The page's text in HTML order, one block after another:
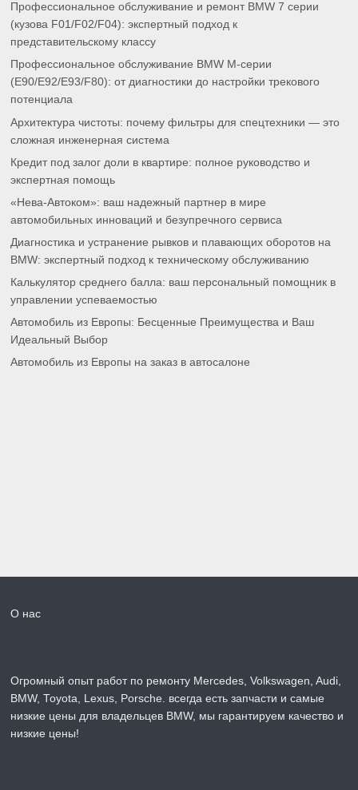
Профессиональное обслуживание и ремонт BMW 7 серии
(кузова F01/F02/F04): экспертный подход к
представительскому классу
Профессиональное обслуживание BMW M-серии
(E90/E92/E93/F80): от диагностики до настройки трекового
потенциала
Архитектура чистоты: почему фильтры для спецтехники — это
сложная инженерная система
Кредит под залог доли в квартире: полное руководство и
экспертная помощь
«Нева-Автоком»: ваш надежный партнер в мире
автомобильных инноваций и безупречного сервиса
Диагностика и устранение рывков и плавающих оборотов на
BMW: экспертный подход к техническому обслуживанию
Калькулятор среднего балла: ваш персональный помощник в
управлении успеваемостью
Автомобиль из Европы: Бесценные Преимущества и Ваш
Идеальный Выбор
Автомобиль из Европы на заказ в автосалоне
О нас
Огромный опыт работ по ремонту Mercedes, Volkswagen, Audi,
BMW, Toyota, Lexus, Porsche. всегда есть запчасти и самые
низкие цены для владельцев BMW, мы гарантируем качество и
низкие цены!